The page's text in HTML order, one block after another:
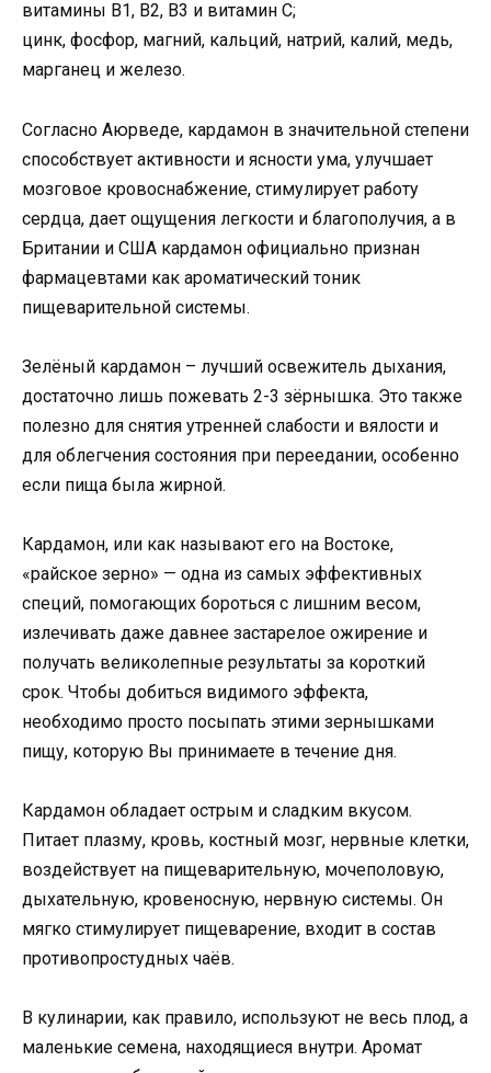
витамины В1, В2, В3 и витамин С;
цинк, фосфор, магний, кальций, натрий, калий, медь,
марганец и железо.
Согласно Аюрведе, кардамон в значительной степени
способствует активности и ясности ума, улучшает
мозговое кровоснабжение, стимулирует работу
сердца, дает ощущения легкости и благополучия, а в
Британии и США кардамон официально признан
фармацевтами как ароматический тоник
пищеварительной системы.
Зелёный кардамон – лучший освежитель дыхания,
достаточно лишь пожевать 2-3 зёрнышка. Это также
полезно для снятия утренней слабости и вялости и
для облегчения состояния при переедании, особенно
если пища была жирной.
Кардамон, или как называют его на Востоке,
«райское зерно» — одна из самых эффективных
специй, помогающих бороться с лишним весом,
излечивать даже давнее застарелое ожирение и
получать великолепные результаты за короткий
срок. Чтобы добиться видимого эффекта,
необходимо просто посыпать этими зернышками
пищу, которую Вы принимаете в течение дня.
Кардамон обладает острым и сладким вкусом.
Питает плазму, кровь, костный мозг, нервные клетки,
воздействует на пищеварительную, мочеполовую,
дыхательную, кровеносную, нервную системы. Он
мягко стимулирует пищеварение, входит в состав
противопростудных чаёв.
В кулинарии, как правило, используют не весь плод, а
маленькие семена, находящиеся внутри. Аромат